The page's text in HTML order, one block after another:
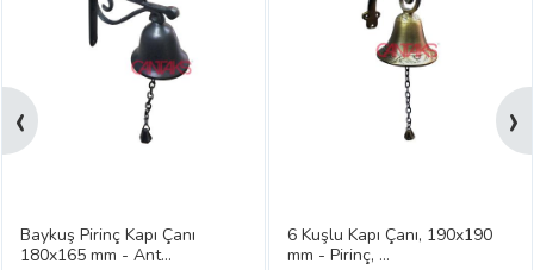
Baykuş Pirinç Kapı Çanı
180x165 mm - Ant...
6 Kuşlu Kapı Çanı, 190x190
mm - Pirinç, ...
‹ ›